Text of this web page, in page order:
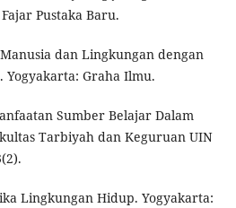
Pustaka Baru.
dan Lingkungan dengan
Graha Ilmu.
Sumber Belajar Dalam
Tarbiyah dan Keguruan UIN
Lingkungan Hidup. Yogyakarta: